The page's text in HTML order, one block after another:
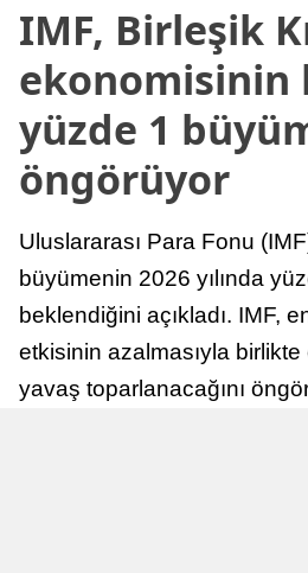
IMF, Birleşik
ekonomisinin
yüzde 1
öngörüyor
Uluslararası Para Fonu
büyümenin 2026 yılında
beklendiğini açıkladı. IMF,
etkisinin azalmasıyla
yavaş toparlanacağını